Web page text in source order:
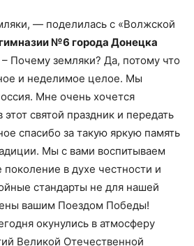
— поделилась с «Волжской
№6 города Донецка
– Почему земляки? Да, потому что
и неделимое целое. Мы
Мне очень хочется
святой праздник и передать
спасибо за такую яркую память
Мы с вами воспитываем
в духе честности и
стандарты не для нашей
вашим Поездом Победы!
окунулись в атмосферу
Великой Отечественной